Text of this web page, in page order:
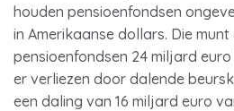
houden pensioenfondsen
in Amerikaanse dollars. Die
pensioenfondsen 24 miljard
er verliezen door dalende
een daling van 16 miljard euro